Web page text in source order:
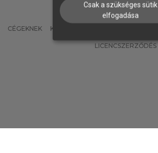
CÉGEKNEK KÖNYVTÁROSOKNAK
LICENCSZERZŐDÉS
Csak a szükséges sütik
elfogadása